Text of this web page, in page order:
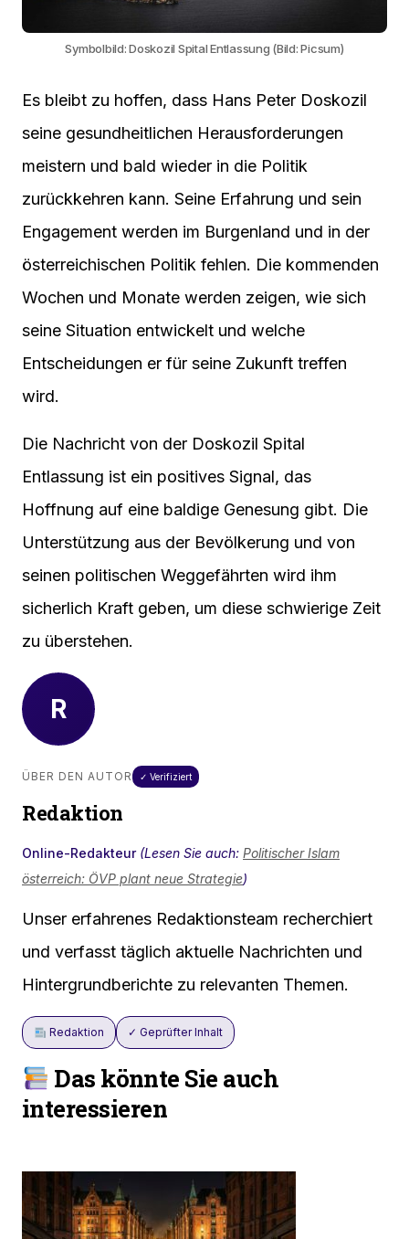
Symbolbild: Doskozil Spital Entlassung (Bild: Picsum)
Es bleibt zu hoffen, dass Hans Peter Doskozil
seine gesundheitlichen Herausforderungen
meistern und bald wieder in die Politik
zurückkehren kann. Seine Erfahrung und sein
Engagement werden im Burgenland und in der
österreichischen Politik fehlen. Die kommenden
Wochen und Monate werden zeigen, wie sich
seine Situation entwickelt und welche
Entscheidungen er für seine Zukunft treffen
wird.
Die Nachricht von der Doskozil Spital
Entlassung ist ein positives Signal, das
Hoffnung auf eine baldige Genesung gibt. Die
Unterstützung aus der Bevölkerung und von
seinen politischen Weggefährten wird ihm
sicherlich Kraft geben, um diese schwierige Zeit
zu überstehen.
R
ÜBER DEN AUTOR ✓ Verifiziert
Redaktion
Online-Redakteur (Lesen Sie auch: Politischer Islam
österreich: ÖVP plant neue Strategie)
Unser erfahrenes Redaktionsteam recherchiert
und verfasst täglich aktuelle Nachrichten und
Hintergrundberichte zu relevanten Themen.
Redaktion ✓ Geprüfter Inhalt
Das könnte Sie auch
interessieren